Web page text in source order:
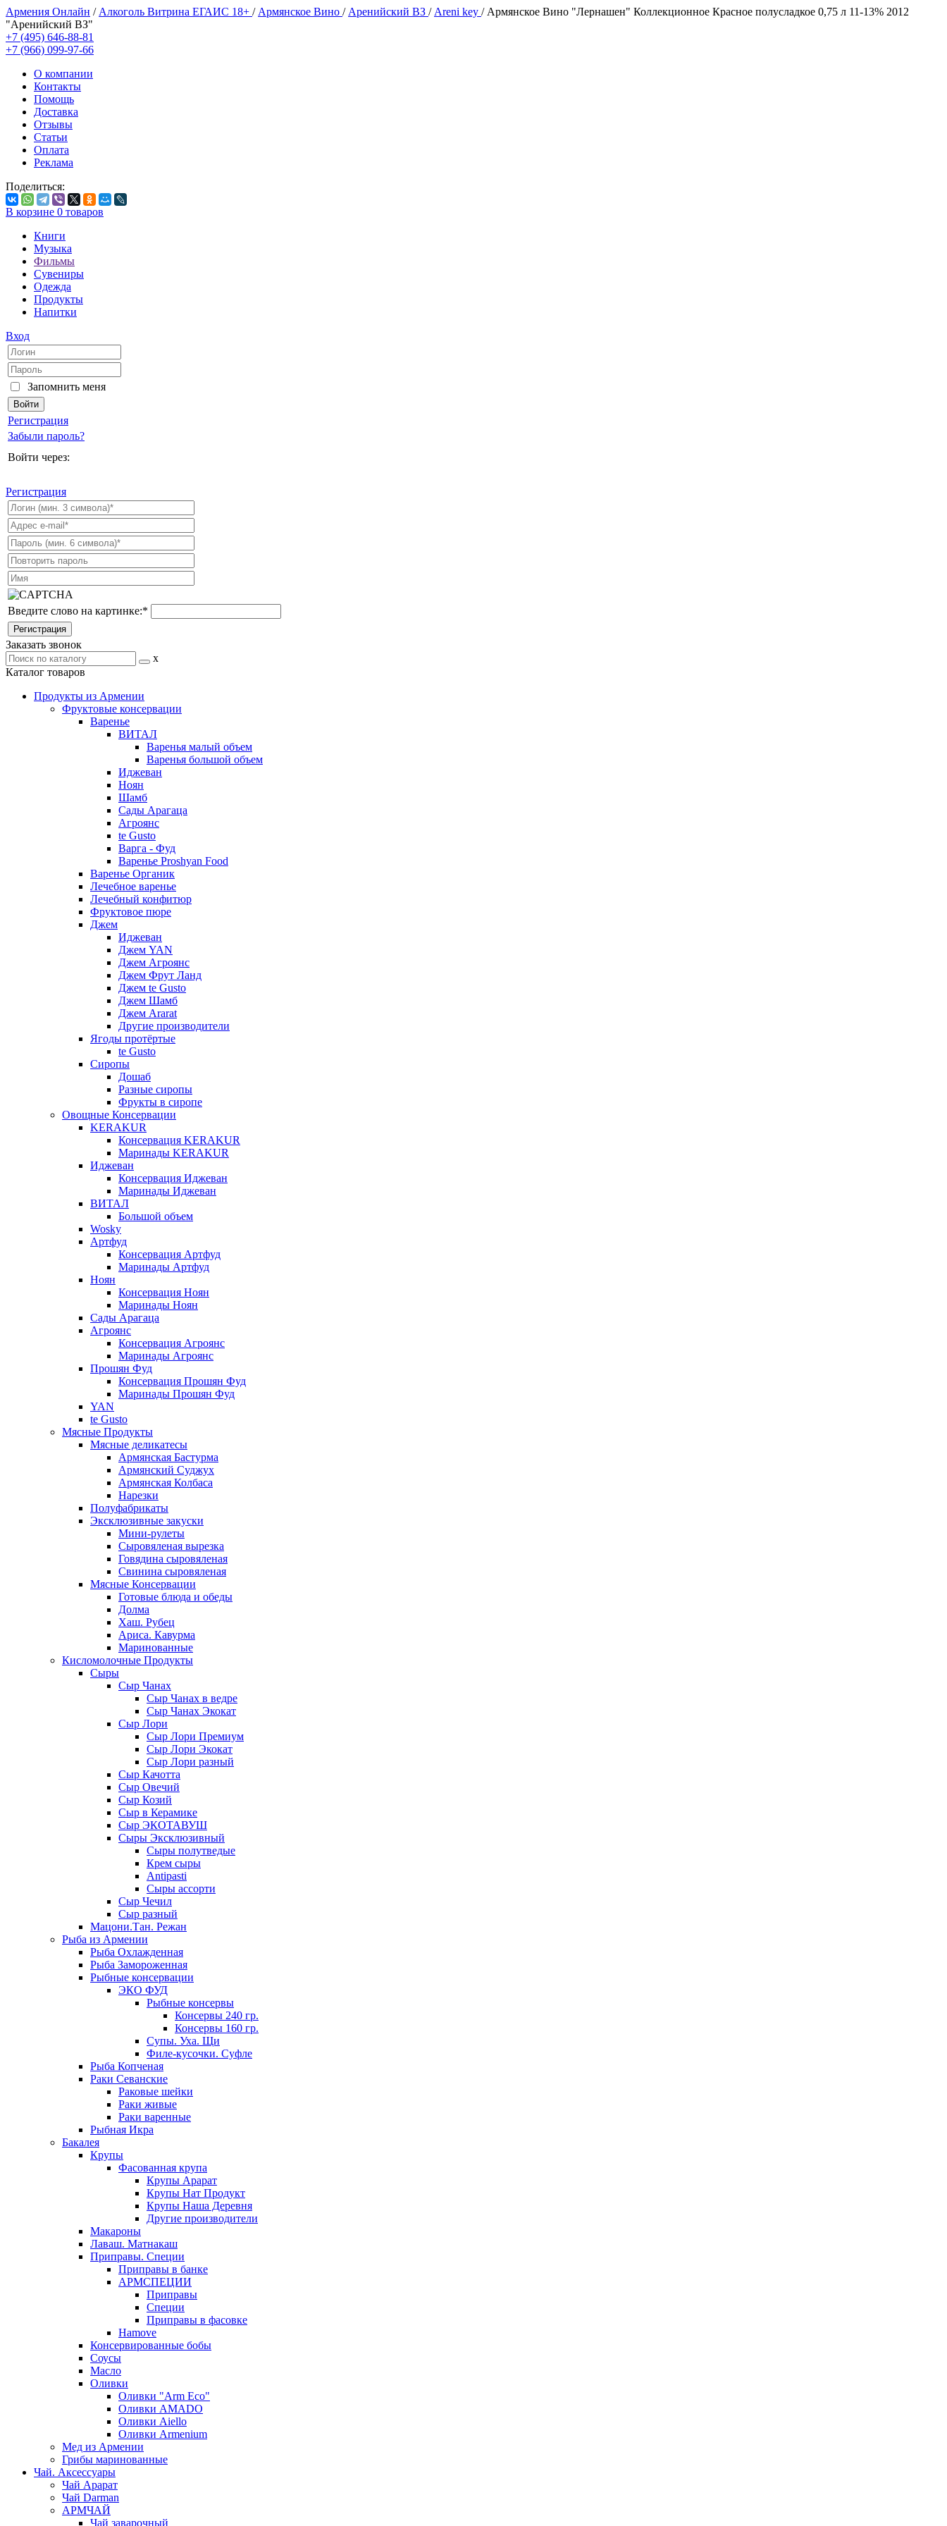
Армения Онлайн / Алкоголь Витрина ЕГАИС 18+ / Армянское Вино / Аренийский ВЗ / Areni key / Армянское Вино "Лернашен" Коллекционное Красное полусладкое 0,75 л 11-13% 2012
"Аренийский ВЗ"
+7 (495) 646-88-81
+7 (966) 099-97-66
О компании
Контакты
Помощь
Доставка
Отзывы
Статьи
Оплата
Реклама
Поделиться:
В корзине 0 товаров
Книги
Музыка
Фильмы
Сувениры
Одежда
Продукты
Напитки
Вход
Запомнить меня
Регистрация
Забыли пароль?
Войти через:
Регистрация
Введите слово на картинке:*
Заказать звонок
x
Каталог товаров
Продукты из Армении
Фруктовые консервации
Варенье
ВИТАЛ
Варенья малый объем
Варенья большой объем
Иджеван
Ноян
Шамб
Сады Арагаца
Агроянс
te Gusto
Варга - Фуд
Варенье Proshyan Food
Варенье Органик
Лечебное варенье
Лечебный конфитюр
Фруктовое пюре
Джем
Иджеван
Джем YAN
Джем Агроянс
Джем Фрут Ланд
Джем te Gusto
Джем Шамб
Джем Ararat
Другие производители
Ягоды протёртые
te Gusto
Сиропы
Дошаб
Разные сиропы
Фрукты в сиропе
Овощные Консервации
KERAKUR
Консервация KERAKUR
Маринады KERAKUR
Иджеван
Консервация Иджеван
Маринады Иджеван
ВИТАЛ
Большой объем
Wosky
Артфуд
Консервация Артфуд
Маринады Артфуд
Ноян
Консервация Ноян
Маринады Ноян
Сады Арагаца
Агроянс
Консервация Агроянс
Маринады Агроянс
Прошян Фуд
Консервация Прошян Фуд
Маринады Прошян Фуд
YAN
te Gusto
Мясные Продукты
Мясные деликатесы
Армянская Бастурма
Армянский Суджух
Армянская Колбаса
Нарезки
Полуфабрикаты
Эксклюзивные закуски
Мини-рулеты
Сыровяленая вырезка
Говядина сыровяленая
Свинина сыровяленая
Мясные Консервации
Готовые блюда и обеды
Долма
Хаш. Рубец
Ариса. Кавурма
Маринованные
Кисломолочные Продукты
Сыры
Сыр Чанах
Сыр Чанах в ведре
Сыр Чанах Экокат
Сыр Лори
Сыр Лори Премиум
Сыр Лори Экокат
Сыр Лори разный
Сыр Качотта
Сыр Овечий
Сыр Козий
Сыр в Керамике
Сыр ЭКОТАВУШ
Сыры Эксклюзивный
Сыры полутведые
Крем сыры
Antipasti
Сыры ассорти
Сыр Чечил
Сыр разный
Мацони.Тан. Режан
Рыба из Армении
Рыба Охлажденная
Рыба Замороженная
Рыбные консервации
ЭКО ФУД
Рыбные консервы
Консервы 240 гр.
Консервы 160 гр.
Супы. Уха. Щи
Филе-кусочки. Суфле
Рыба Копченая
Раки Севанские
Раковые шейки
Раки живые
Раки варенные
Рыбная Икра
Бакалея
Крупы
Фасованная крупа
Крупы Арарат
Крупы Нат Продукт
Крупы Наша Деревня
Другие производители
Макароны
Лаваш. Матнакаш
Приправы. Специи
Приправы в банке
АРМСПЕЦИИ
Приправы
Специи
Приправы в фасовке
Hamove
Консервированные бобы
Соусы
Масло
Оливки
Оливки "Arm Eco"
Оливки AMADO
Оливки Aiello
Оливки Armenium
Мед из Армении
Грибы маринованные
Чай. Аксессуары
Чай Арарат
Чай Darman
АРМЧАЙ
Чай заварочный